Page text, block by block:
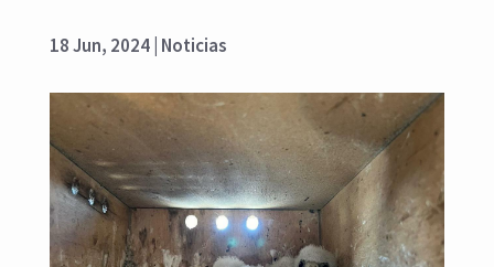
18 Jun, 2024| Noticias